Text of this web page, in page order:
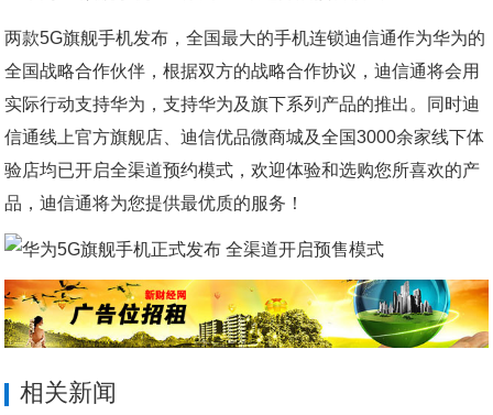
两款5G旗舰手机发布，全国最大的手机连锁迪信通作为华为的
全国战略合作伙伴，根据双方的战略合作协议，迪信通将会用
实际行动支持华为，支持华为及旗下系列产品的推出。同时迪
信通线上官方旗舰店、迪信优品微商城及全国3000余家线下体
验店均已开启全渠道预约模式，欢迎体验和选购您所喜欢的产
品，迪信通将为您提供最优质的服务！
相关新闻